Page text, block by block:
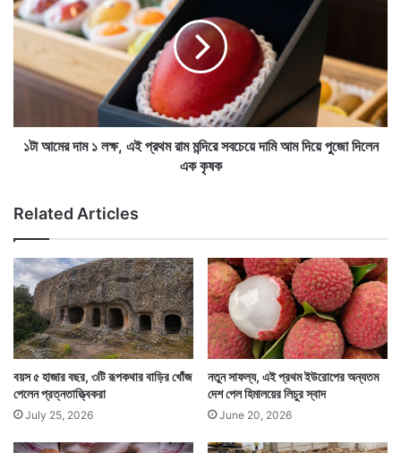
সেখানে এমন কিছু প্রাগৈতিহাসিক অন্ত্রের ব্যাকটেরিয়ার খোঁজ
পাওয়া গিয়েছে যা আধুনিক মানবদেহে পাওয়া যায়না। তবে মুষ্টিমেয়
কিছু আদিবাসীদের শরীরে এখনও তা রয়ে গেছে। শুধু ব্যাকটেরিয়া
নয়, সেই সঙ্গে সক্রিয় দেখা গেছে ইস্ট ছত্রাকও।
ভা
রে
নি
দ্ধা
নু
ষ্ঠা
নে
র
স
ম
য়
প্রৌ
আ
মে
দা
ল
প্র
থ
ম
রা
ম
ম
ন্দি
রে
ব
চে
দা
১টা আমের দাম ১ লক্ষ, এই প্রথম রাম মন্দিরে সবচেয়ে দামি আম দিয়ে পুজো দিলেন
এক কৃষক
Related Articles
বয়স ৫ হাজার বছর, ৩টি রূপকথার বাড়ির খোঁজ
পেলেন প্রত্নতাত্ত্বিকরা
July 25, 2026
নতুন সাফল্য, এই প্রথম ইউরোপের অন্যতম
দেশ পেল হিমালয়ের লিচুর স্বাদ
June 20, 2026